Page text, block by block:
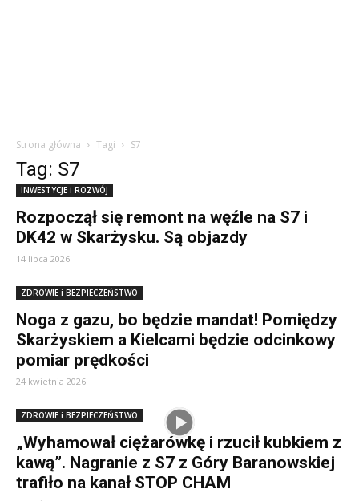
Strona główna Tagi S7
Tag: S7
INWESTYCJE i ROZWÓJ
Rozpoczął się remont na węźle na S7 i
DK42 w Skarżysku. Są objazdy
14 lipca 2026
ZDROWIE i BEZPIECZEŃSTWO
Noga z gazu, bo będzie mandat! Pomiędzy
Skarżyskiem a Kielcami będzie odcinkowy
pomiar prędkości
24 kwietnia 2026
ZDROWIE i BEZPIECZEŃSTWO
„Wyhamował ciężarówkę i rzucił kubkiem z
kawą”. Nagranie z S7 z Góry Baranowskiej
trafiło na kanał STOP CHAM